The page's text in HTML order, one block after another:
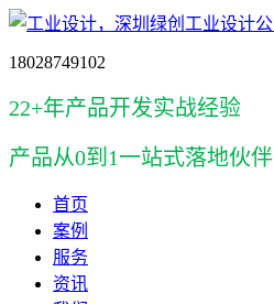
18028749102
22+年产品开发实战经验
产品从0到1一站式落地伙伴
首页
案例
服务
资讯